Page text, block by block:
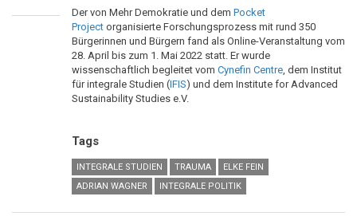
Der von Mehr Demokratie und dem Pocket
Project organisierte Forschungsprozess mit rund 350
Bürgerinnen und Bürgern fand als Online-Veranstaltung vom
28. April bis zum 1. Mai 2022 statt. Er wurde
wissenschaftlich begleitet vom Cynefin Centre , dem Institut
für integrale Studien (IFIS) und dem Institute for Advanced
Sustainability Studies e.V.
Tags
INTEGRALE STUDIEN TRAUMA
ELKE FEIN
ADRIAN WAGNER
INTEGRALE POLITIK